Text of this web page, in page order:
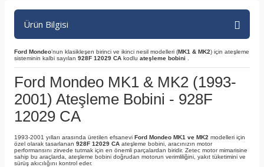
Ürün Bilgisi
Ford Mondeo’nun klasikleşen birinci ve ikinci nesil modelleri (MK1 & MK2) için ateşleme
sisteminin kalbi sayılan 928F 12029 CA kodlu ateşleme bobini
Ford Mondeo MK1 & MK2 (1993-
2001) Ateşleme Bobini - 928F
12029 CA
1993-2001 yılları arasında üretilen efsanevi Ford Mondeo MK1 ve MK2 modelleri için
özel olarak tasarlanan 928F 12029 CA ateşleme bobini, aracınızın motor
performansını zirvede tutmak için en önemli parçalardan biridir. Zetec motor mimarisine
sahip bu araçlarda, ateşleme bobini doğrudan motorun verimliliğini, yakıt tüketimini ve
sürüş akıcılığını kontrol eder.